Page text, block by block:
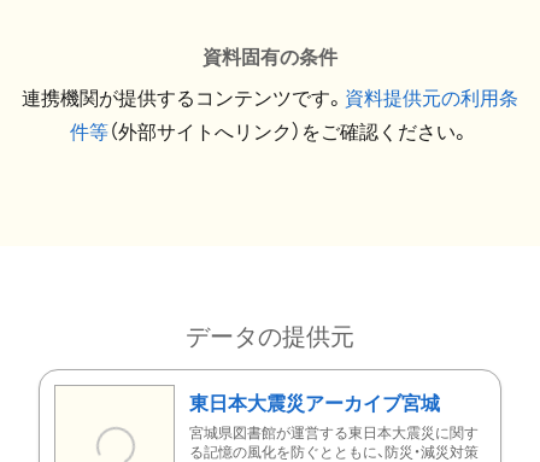
資料固有の条件
連携機関が提供するコンテンツです。 資料提供元の利用条
件等（外部サイトへリンク）をご確認ください。
データの提供元
東日本大震災アーカイブ宮城
宮城県図書館が運営する東日本大震災に関す
る記憶の風化を防ぐとともに、防災・減災対策